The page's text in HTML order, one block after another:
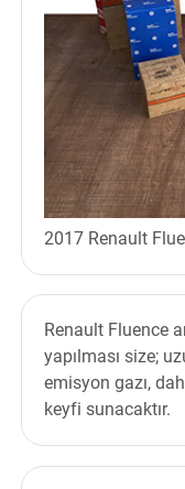
2017 Renault
Renault Fluence
yapılması size;
emisyon gazı,
keyfi sunacaktır.